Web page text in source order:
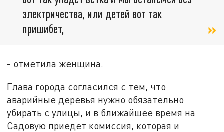
электричества, или детей вот так
пришибет,
- отметила женщина.
Глава города согласился с тем, что
аварийные деревья нужно обязательно
убирать с улицы, и в ближайшее время на
Садовую приедет комиссия, которая и